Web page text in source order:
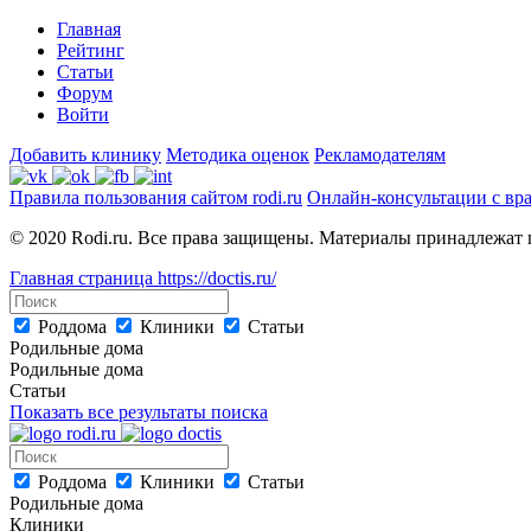
Главная
Рейтинг
Статьи
Форум
Войти
Добавить клинику Методика оценок Рекламодателям
Правила пользования сайтом rodi.ru Онлайн-консультации с
© 2020 Rodi.ru. Все права защищены. Материалы принадлежат
Главная страница https://doctis.ru/
Роддома Клиники
Статьи
Родильные дома
Родильные дома
Статьи
Показать все результаты поиска
Роддома Клиники
Статьи
Родильные дома
Клиники